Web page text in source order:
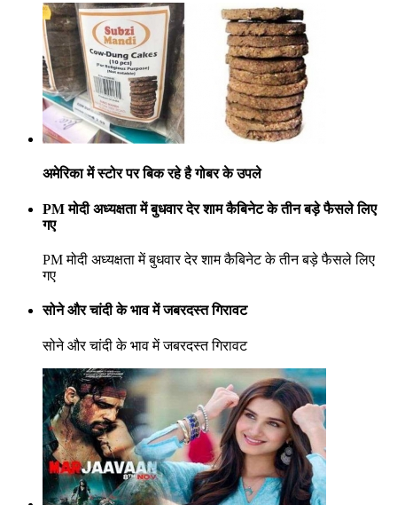
अमेरिका में स्टोर पर बिक रहे है गोबर के उपले
PM मोदी अध्यक्षता में बुधवार देर शाम कैबिनेट के तीन बड़े फैसले लिए
गए
PM मोदी अध्यक्षता में बुधवार देर शाम कैबिनेट के तीन बड़े फैसले लिए
गए
सोने और चांदी के भाव में जबरदस्त गिरावट
सोने और चांदी के भाव में जबरदस्त गिरावट